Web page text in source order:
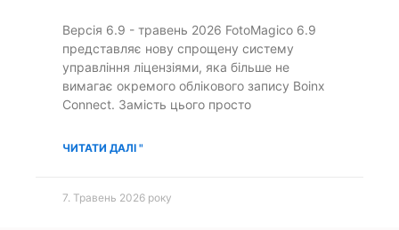
Версія 6.9 - травень 2026 FotoMagico 6.9
представляє нову спрощену систему
управління ліцензіями, яка більше не
вимагає окремого облікового запису Boinx
Connect. Замість цього просто
ЧИТАТИ ДАЛІ "
7. Травень 2026 року